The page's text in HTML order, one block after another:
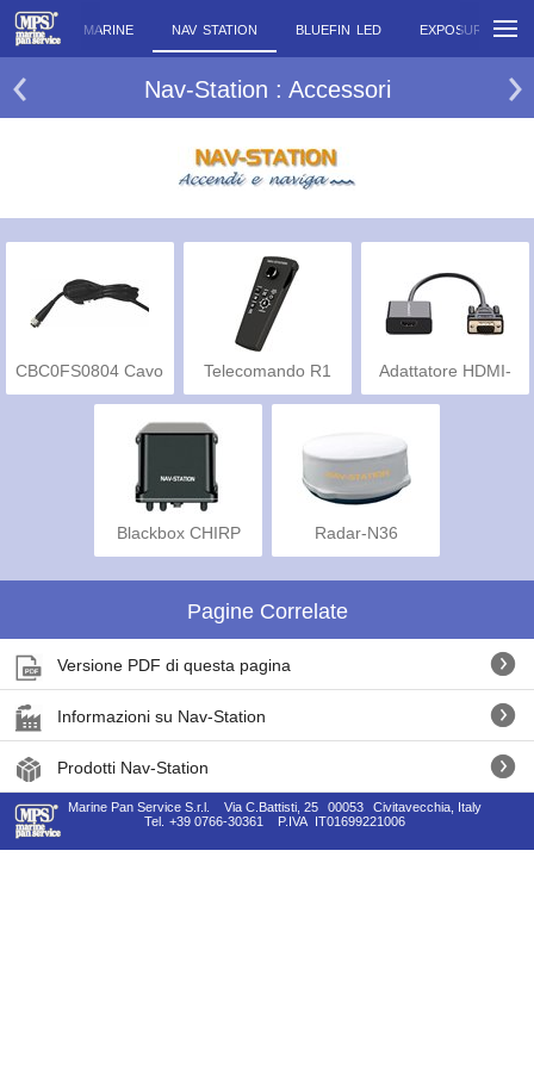
COBRA MARINE NAV STATION BLUEFIN LED EXPOSURE
Nav-Station : Accessori
CBC0FS0804 Cavo Telecomando R1
Adattatore HDMI-
Blackbox CHIRP Radar-N36
Pagine Correlate
Versione PDF di questa pagina
Informazioni su Nav-Station
Prodotti Nav-Station
Marine Pan Service S.r.l. Via C.Battisti, 25 00053
Civitavecchia, Italy
Tel.
+39 0766-30361 P.IVA IT01699221006